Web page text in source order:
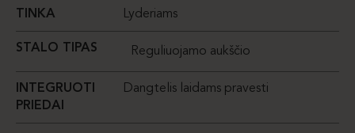
TINKA Lyderiams
STALO TIPAS Reguliuojamo aukščio
INTEGRUOTI
PRIEDAI
Dangtelis laidams pravesti